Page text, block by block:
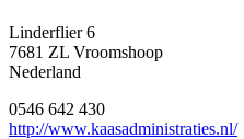
Linderflier 6
7681 ZL Vroomshoop
Nederland
0546 642 430
http://www.kaasadministraties.nl/